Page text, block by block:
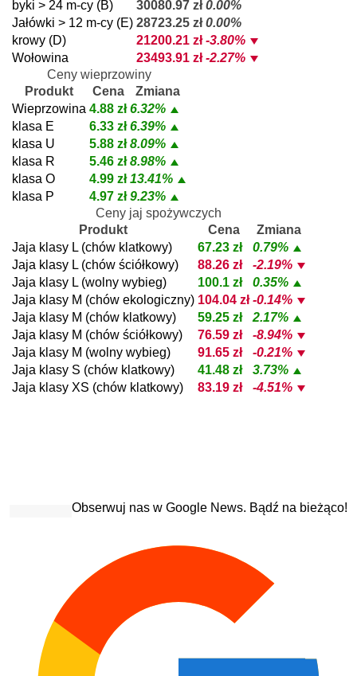
byki > 24 m-cy (B) 30080.97 zł 0.00%
Jałówki > 12 m-cy (E) 28723.25 zł 0.00%
krowy (D)
21200.21 zł -3.80%
Wołowina
23493.91 zł -2.27%
Ceny wieprzowiny
Produkt
Cena
Zmiana
Wieprzowina 4.88 zł 6.32%
klasa E
6.33 zł 6.39%
klasa U
5.88 zł 8.09%
klasa R
5.46 zł 8.98%
klasa O
4.99 zł 13.41%
klasa P
4.97 zł 9.23%
Ceny jaj spożywczych
Produkt
Cena
Zmiana
Jaja klasy L (chów klatkowy)
67.23 zł
0.79%
Jaja klasy L (chów ściółkowy)
88.26 zł
-2.19%
Jaja klasy L (wolny wybieg)
100.1 zł
0.35%
Jaja klasy M (chów ekologiczny) 104.04 zł -0.14%
Jaja klasy M (chów klatkowy)
59.25 zł
2.17%
Jaja klasy M (chów ściółkowy)
76.59 zł
-8.94%
Jaja klasy M (wolny wybieg)
91.65 zł
-0.21%
Jaja klasy S (chów klatkowy)
41.48 zł
3.73%
Jaja klasy XS (chów klatkowy)
83.19 zł -4.51%
Obserwuj nas w Google News. Bądź na bieżąco!